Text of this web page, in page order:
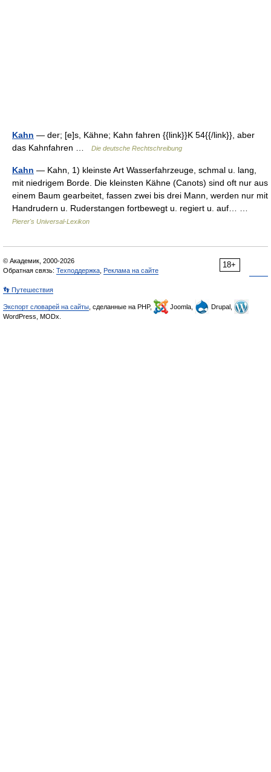
Kahn — der; [e]s, Kähne; Kahn fahren {{link}}K 54{{/link}}, aber
das Kahnfahren …
Die deutsche Rechtschreibung
Kahn — Kahn, 1) kleinste Art Wasserfahrzeuge, schmal u. lang,
mit niedrigem Borde. Die kleinsten Kähne (Canots) sind oft nur aus
einem Baum gearbeitet, fassen zwei bis drei Mann, werden nur mit
Handrudern u. Ruderstangen fortbewegt u. regiert u. auf… …
Pierer's Universal-Lexikon
18+
© Академик, 2000-2026
Обратная связь: Техподдержка Реклама на сайте
👣 Путешествия
Экспорт словарей на сайты , сделанные на PHP, Joomla,
Drupal,
WordPress, MODx.